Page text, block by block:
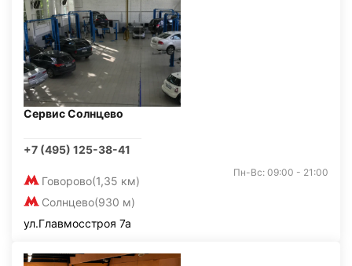
Сервис Солнцево
+7 (495) 125-38-41
Говорово(1,35 км)
Солнцево(930 м)
Пн-Вс: 09:00 - 21:00
ул.Главмосстроя 7а